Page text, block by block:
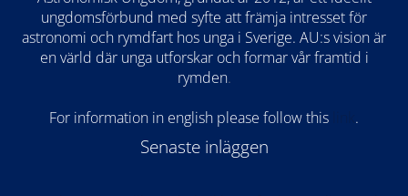
ungdomsförbund med syfte att främja intresset för
astronomi och rymdfart hos unga i Sverige. AU:s vision är
en värld där unga utforskar och formar vår framtid i
rymden.
For information in english please follow this
.
Senaste inläggen